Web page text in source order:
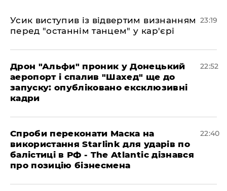
​Усик виступив із відвертим визнанням
перед "останнім танцем" у кар'єрі
23:19
​Дрон "Альфи" проник у Донецький
аеропорт і спалив "Шахед" ще до
запуску: опубліковано ексклюзивні
кадри
22:52
​Спроби переконати Маска на
використання Starlink для ударів по
балістиці в РФ - The Atlantic дізнався
про позицію бізнесмена
22:40